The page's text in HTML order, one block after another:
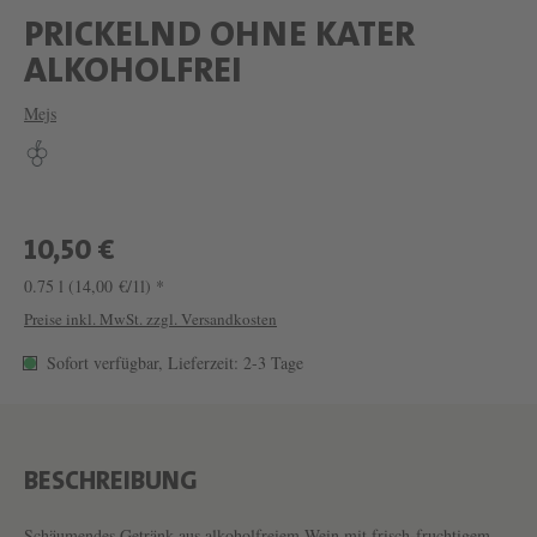
PRICKELND OHNE KATER
ALKOHOLFREI
C
K
Mejs
10,50 €
0.75 l (14,00 €/1l) *
Preise inkl. MwSt. zzgl. Versandkosten
Sofort verfügbar, Lieferzeit: 2-3 Tage
BESCHREIBUNG